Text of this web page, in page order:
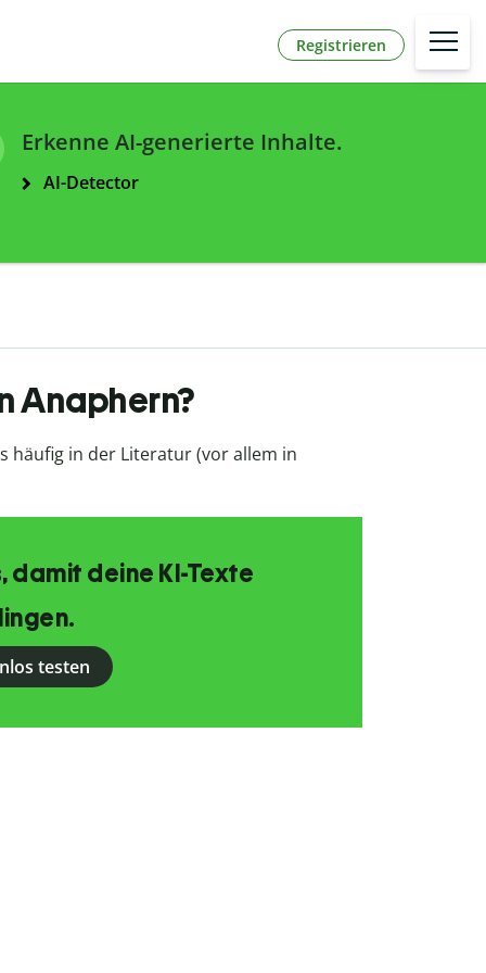
Registrieren
Erkenne AI-generierte Inhalte.
AI-Detector
Anaphern?
häufig in der Literatur (vor allem in
damit deine KI-Texte
testen